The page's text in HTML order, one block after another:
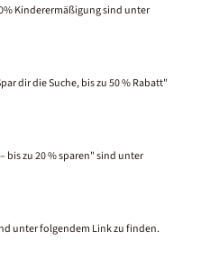
Kinderermäßigung sind unter
dir die Suche, bis zu 50 % Rabatt"
bis zu 20 % sparen" sind unter
unter folgendem Link zu finden.